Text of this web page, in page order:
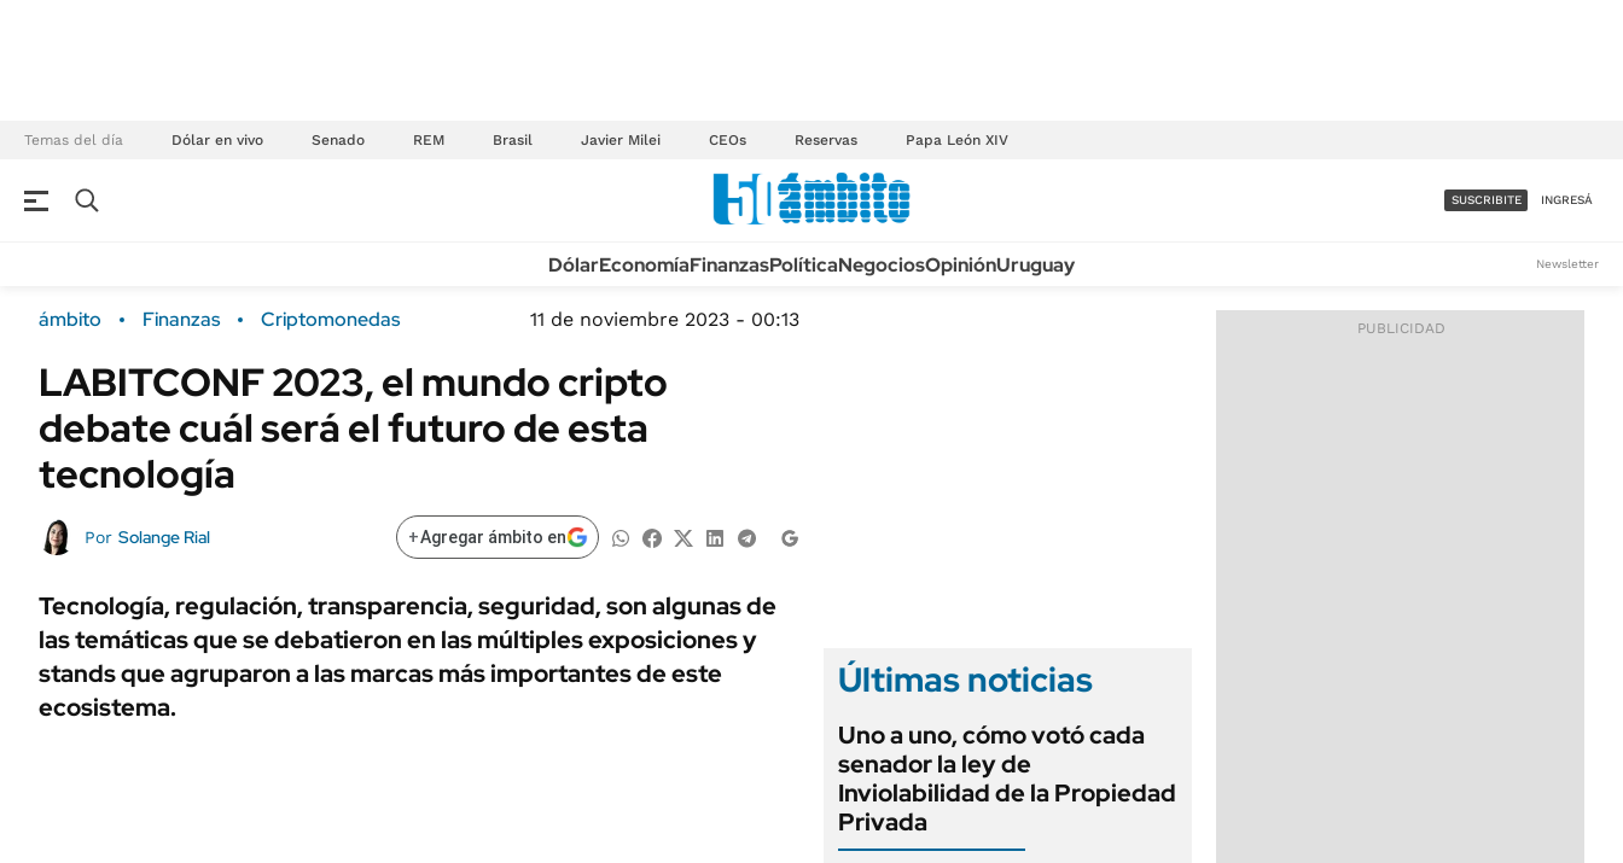
Temas del día Dólar en vivo Senado REM Brasil Javier Milei CEOs Reservas Papa León XIV
Campo
FINANZAS
Dólar
ÁMBITO DEBATE
Sustentabilidad
Seguros
URUGUAY
TECNOLOGÍA
MÉXICO
MUNDO
INFORMACIÓN GENERAL
AUTOS
ACCESO FULL - $1.800/MES
SUSCRIBITE INGRESÁ
DólarEconomíaFinanzasPolíticaNegociosOpiniónUruguay Newsletter
ámbito Finanzas Criptomonedas 11 de noviembre 2023 - 00:13
LABITCONF 2023, el mundo cripto
debate cuál será el futuro de esta
tecnología
Por Solange Rial +Agregar ámbito en
Tecnología, regulación, transparencia, seguridad, son algunas de
las temáticas que se debatieron en las múltiples exposiciones y
stands que agruparon a las marcas más importantes de este
ecosistema.
Últimas noticias
Uno a uno, cómo votó cada
senador la ley de
Inviolabilidad de la Propiedad
Privada